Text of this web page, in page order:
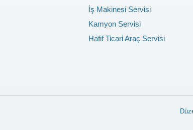
İş Makinesi Servisi
Kamyon Servisi
Hafif Ticari Araç Servisi